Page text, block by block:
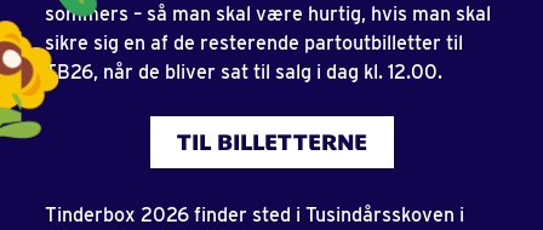
sommers – så man skal være hurtig, hvis man skal
sikre sig en af de resterende partoutbilletter til
TB26, når de bliver sat til salg i dag kl. 12.00.
TIL BILLETTERNE
Tinderbox 2026 finder sted i Tusindårsskoven i